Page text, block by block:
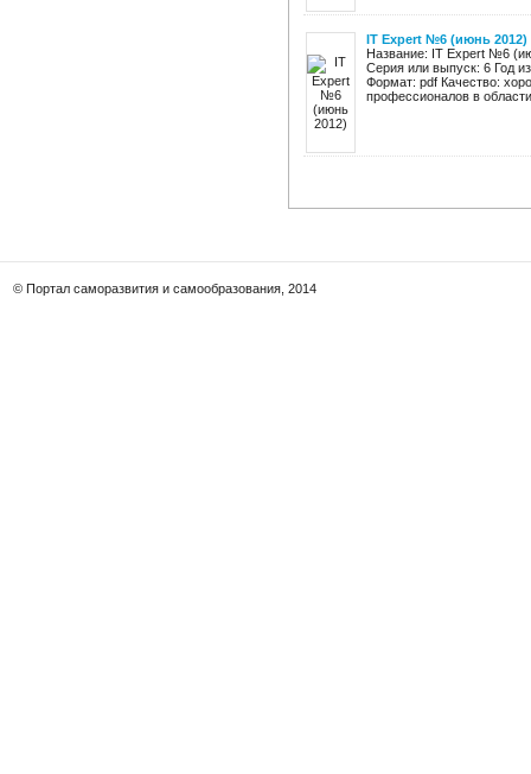
IT Expert №6 (июнь 2012)
Название: IT Expert №6
Серия или выпуск: 6 Год
Формат: pdf Качество:
профессионалов в
© Портал саморазвития и самообразования, 2014